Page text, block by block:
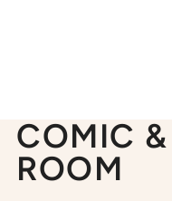
COMIC
ROOM